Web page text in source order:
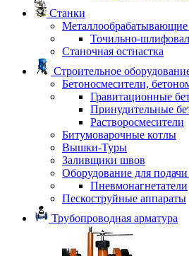
Станки
Металлообрабатывающие
Точильно-
Станочная остнастка
Строительное
Бетоносмесители,
Гравитационные
Принудительные
Растворосмесители
Битумоварочные котлы
Вышки-Туры
Заливщики швов
Оборудование для подачи
Пневмонагнетатели
Пескоструйные аппараты
Трубопроводная арматура